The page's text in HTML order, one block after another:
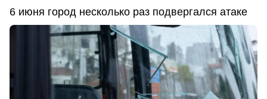
6 июня город несколько раз подвергался атаке